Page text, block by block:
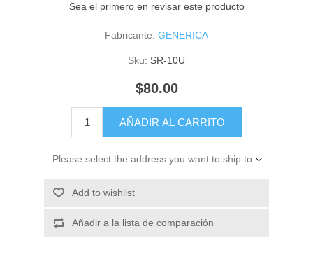
Sea el primero en revisar este producto
Fabricante: GENERICA
Sku: SR-10U
$80.00
AÑADIR AL CARRITO
Please select the address you want to ship to
Add to wishlist
Añadir a la lista de comparación